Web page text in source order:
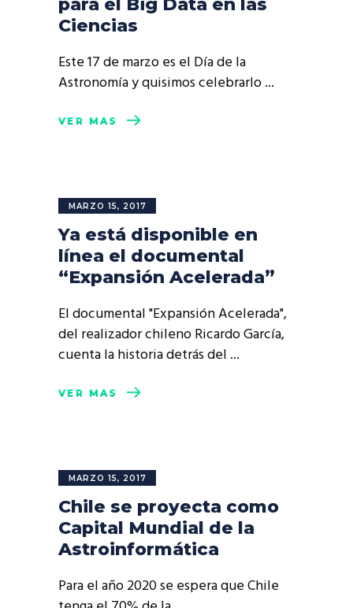
para el Big Data en las
Ciencias
Este 17 de marzo es el Día de la
Astronomía y quisimos celebrarlo
VER MÁS
MARZO 15, 2017
Ya está disponible en
línea el documental
“Expansión Acelerada”
El documental "Expansión Acelerada",
del realizador chileno Ricardo García,
cuenta la historia detrás del
VER MÁS
MARZO 15, 2017
Chile se proyecta como
Capital Mundial de la
Astroinformática
Para el año 2020 se espera que Chile